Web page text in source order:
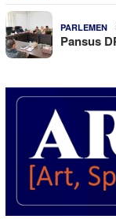
PARLEMEN
Pansus